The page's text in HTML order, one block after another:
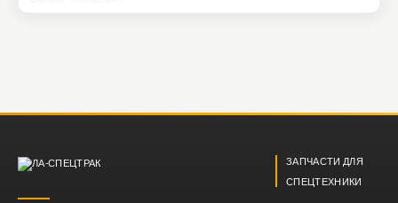
ЗАПЧАСТИ ДЛЯ
СПЕЦТЕХНИКИ